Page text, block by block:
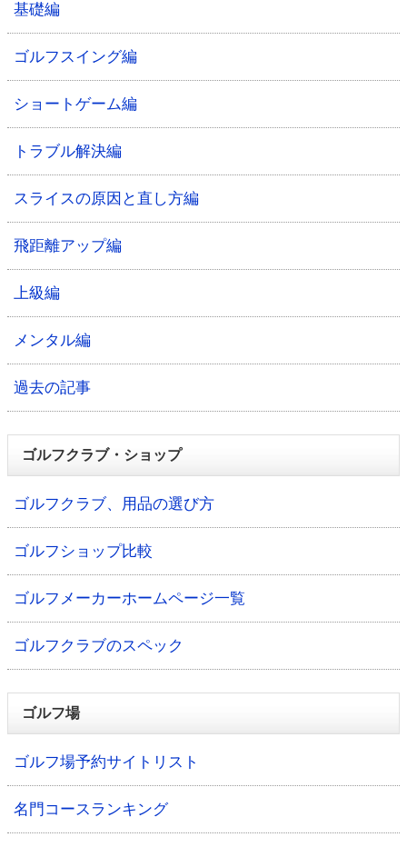
基礎編
ゴルフスイング編
ショートゲーム編
トラブル解決編
スライスの原因と直し方編
飛距離アップ編
上級編
メンタル編
過去の記事
ゴルフクラブ・ショップ
ゴルフクラブ、用品の選び方
ゴルフショップ比較
ゴルフメーカーホームページ一覧
ゴルフクラブのスペック
ゴルフ場
ゴルフ場予約サイトリスト
名門コースランキング